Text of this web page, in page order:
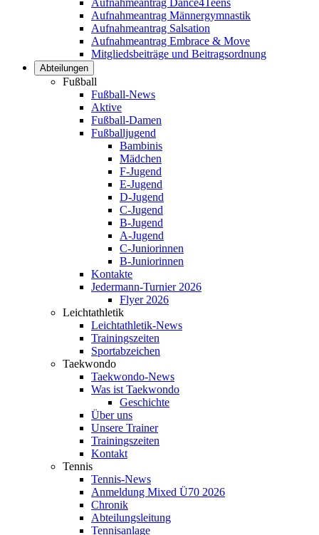
Aufnahmeantrag Männergymnastik
Aufnahmeantrag Salsation
Aufnahmeantrag Embrace & Move
Mitgliedsbeiträge und Beitragsordnung
Abteilungen
Fußball
Fußball-News
Aktive
Fußball-Damen
Fußballjugend
Bambinis
Mädchen
F-Jugend
E-Jugend
D-Jugend
C-Jugend
B-Jugend
A-Jugend
C-Juniorinnen
B-Juniorinnen
Kontakte
Jedermann-Turnier 2026
Flyer 2026
Leichtathletik
Leichtathletik-News
Trainingszeiten
Sportabzeichen
Taekwondo
Taekwondo-News
Was ist Taekwondo
Geschichte
Über uns
Unsere Trainer
Trainingszeiten
Kontakt
Tennis
Tennis-News
Anmeldung Mixed Ü70 2026
Chronik
Abteilungsleitung
Tennisanlage